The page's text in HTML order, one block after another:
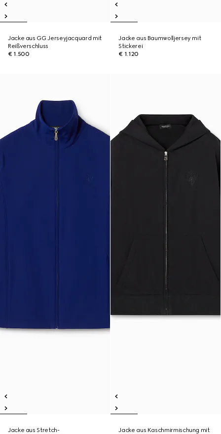
Jacke aus GG Jerseyjacquard mit
Reißverschluss
€ 1.500
Jacke aus Baumwolljersey mit
Stickerei
€ 1.120
Jacke aus Stretch-
Jacke aus Kaschmirmischung mit